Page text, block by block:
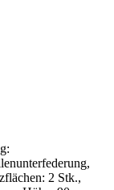
2 Stk.,